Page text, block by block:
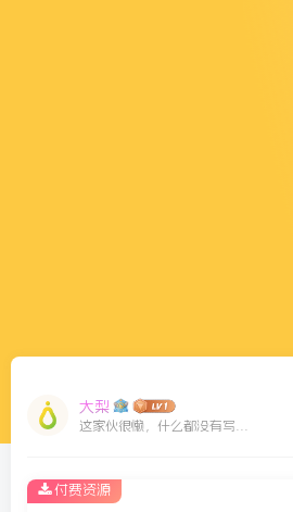
大梨
这家伙很懒，什么都没有写...
付费资源